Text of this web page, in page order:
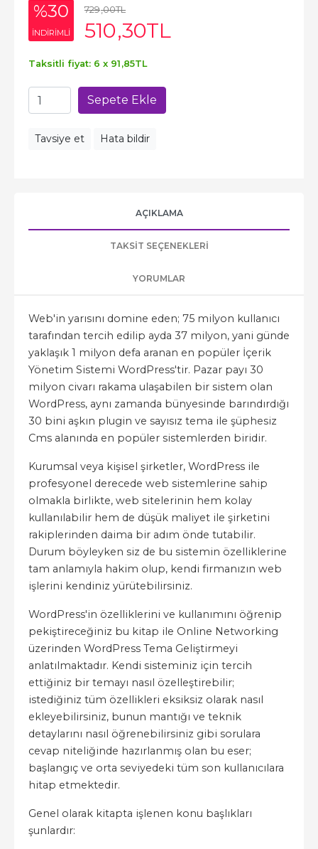
%30
INDIRIMLI
729,00TL
510,30TL
Taksitli fiyat: 6 x 91 ,85TL
Sepete Ekle
Tavsiye et Hata bildir
AÇIKLAMA
TAKSIT SEÇENEKLERI
YORUMLAR
Web'in yarısını domine eden; 75 milyon kullanıcı
tarafından tercih edilip ayda 37 milyon, yani günde
yaklaşık 1 milyon defa aranan en popüler İçerik
Yönetim Sistemi WordPress'tir. Pazar payı 30
milyon civarı rakama ulaşabilen bir sistem olan
WordPress, aynı zamanda bünyesinde barındırdığı
30 bini aşkın plugin ve sayısız tema ile şüphesiz
Cms alanında en popüler sistemlerden biridir.
Kurumsal veya kişisel şirketler, WordPress ile
profesyonel derecede web sistemlerine sahip
olmakla birlikte, web sitelerinin hem kolay
kullanılabilir hem de düşük maliyet ile şirketini
rakiplerinden daima bir adım önde tutabilir.
Durum böyleyken siz de bu sistemin özelliklerine
tam anlamıyla hakim olup, kendi firmanızın web
işlerini kendiniz yürütebilirsiniz.
WordPress'in özelliklerini ve kullanımını öğrenip
pekiştireceğiniz bu kitap ile Online Networking
üzerinden WordPress Tema Geliştirmeyi
anlatılmaktadır. Kendi sisteminiz için tercih
ettiğiniz bir temayı nasıl özelleştirebilir;
istediğiniz tüm özellikleri eksiksiz olarak nasıl
ekleyebilirsiniz, bunun mantığı ve teknik
detaylarını nasıl öğrenebilirsiniz gibi sorulara
cevap niteliğinde hazırlanmış olan bu eser;
başlangıç ve orta seviyedeki tüm son kullanıcılara
hitap etmektedir.
Genel olarak kitapta işlenen konu başlıkları
şunlardır: